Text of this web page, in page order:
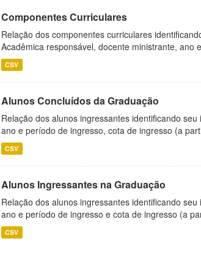
Componentes Curriculares
Relação dos componentes curriculares
Acadêmica responsável, docente ministrante, ano
CSV
Alunos Concluídos da Graduação
Relação dos alunos ingressantes identificando
ano e período de ingresso, cota de ingresso (a
CSV
Alunos Ingressantes na Graduação
Relação dos alunos ingressantes identificando
ano e período de ingresso e cota de ingresso (a
CSV